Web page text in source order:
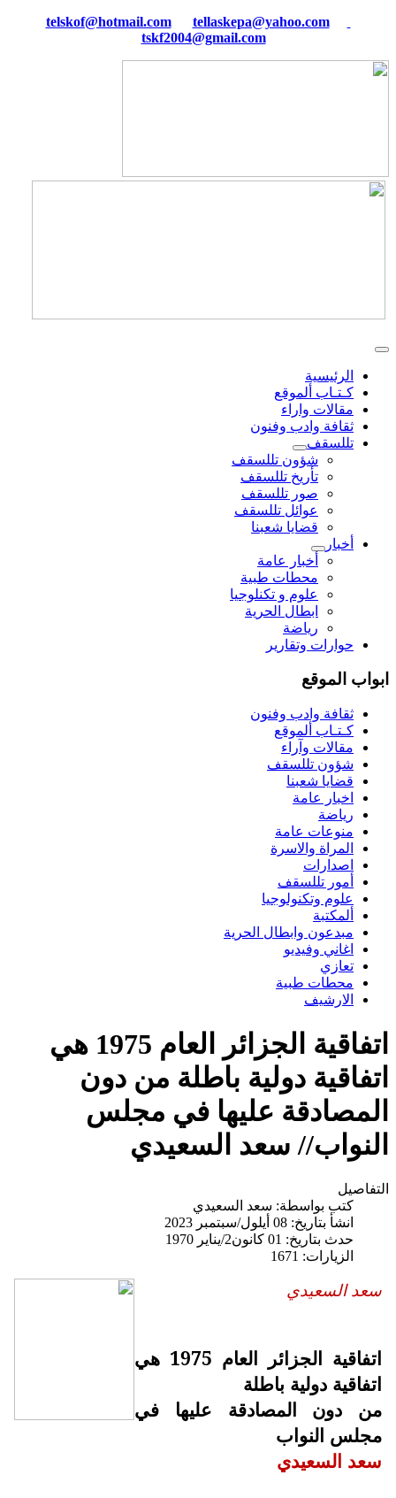
tellaskepa@yahoo.com
tskf2004@gmail.com
الرئيسية
كـتـاب ألموقع
مقالات واراء
ثقافة وادب وفنون
تللسقف
شؤون تللسقف
تأريخ تللسقف
صور تللسقف
عوائل تللسقف
قضايا شعبنا
أخبار
أخبار عامة
محطات طبية
علوم و تکنلوجیا
ابطال الحرية
رياضة
حوارات وتقارير
ابواب الموقع
ثقافة وادب وفنون
كـتـاب ألموقع
مقالات وآراء
شؤون تللسقف
قضايا شعبنا
اخبار عامة
رياضة
منوعات عامة
المراة والاسرة
اصدارات
أمور تللسقف
علوم وتكنولوجيا
ألمكتبة
مبدعون وابطال الحرية
اغاني وفيديو
تعازي
محطات طبية
الارشيف
اتفاقية الجزائر العام 1975 هي
اتفاقية دولية باطلة من دون
المصادقة عليها في مجلس
النواب// سعد السعيدي
التفاصيل
كتب بواسطة: سعد السعيدي
انشأ بتاريخ: 08 أيلول/سبتمبر 2023
حدث بتاريخ: 01 كانون2/يناير 1970
الزيارات: 1671
سعد السعيدي
اتفاقية الجزائر العام 1975 هي
اتفاقية دولية باطلة
من دون المصادقة عليها في
مجلس النواب
سعد السعيدي